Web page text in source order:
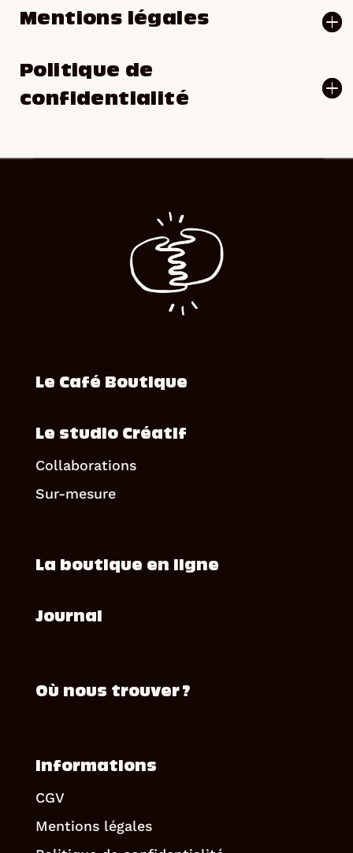
Mentions légales
Politique de
confidentialité
Le Café Boutique
Le studio Créatif
Collaborations
Sur-mesure
La boutique en ligne
Journal
Où nous trouver ?
Informations
CGV
Mentions légales